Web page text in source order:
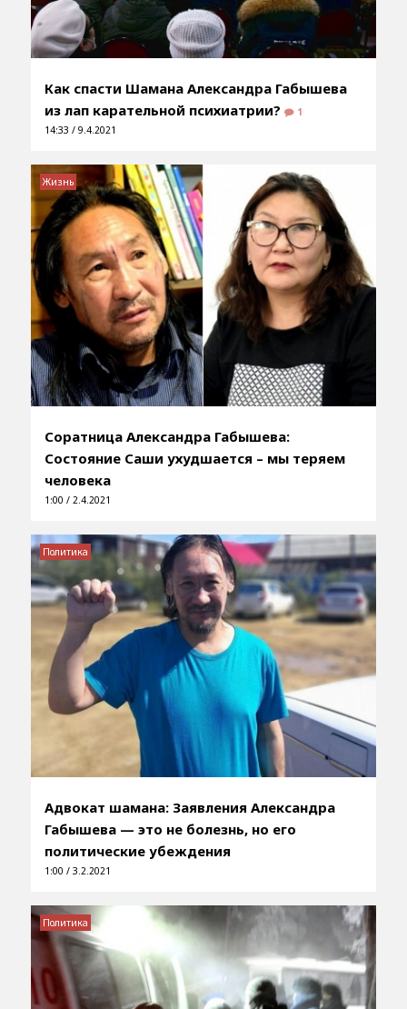
Как спасти Шамана Александра Габышева
из лап карательной психиатрии?
1
14:33 / 9.4.2021
Соратница Александра Габышева:
Состояние Саши ухудшается – мы теряем
человека
1:00 / 2.4.2021
Жизнь
Адвокат шамана: Заявления Александра
Габышева — это не болезнь, но его
политические убеждения
1:00 / 3.2.2021
Политика
Политика